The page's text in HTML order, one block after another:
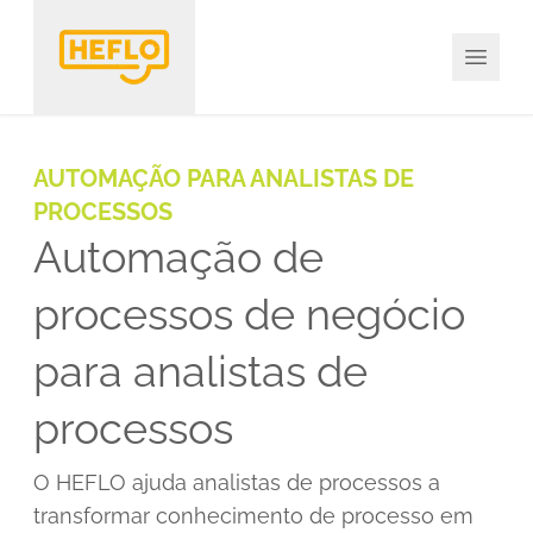
AUTOMAÇÃO PARA ANALISTAS DE
PROCESSOS
Automação de
processos de negócio
para analistas de
processos
O HEFLO ajuda analistas de processos a
transformar conhecimento de processo em